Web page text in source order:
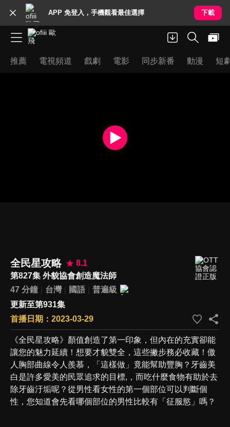
APP 免登入，手機觀看最佳選擇 下載
推薦 電視頻道 戲劇 電影 同步新番 動漫 短
全民星攻略
8.1
第827集 外貌協會創造魔法師
47 分鐘
台灣 國語
普遍級
更新至第931集
首播日期：2023-03-29
《全民星攻略》顏值創造了第一印象，但內在的充實卻能
讓您的魅力延續！想要才貌雙全，這些撇步務必收藏！傲
人胸部曲線令人羨慕，「這樣做」竟能幫助豐胸？牙齒美
白是許多愛美的民眾追求的目標,，而吃什麼食物有助於去
除牙齒汙垢呢？從男性看女性的第一個部位可以判斷個
性，您知道會先看哪個部位的男性比較有「征服慾」嗎？